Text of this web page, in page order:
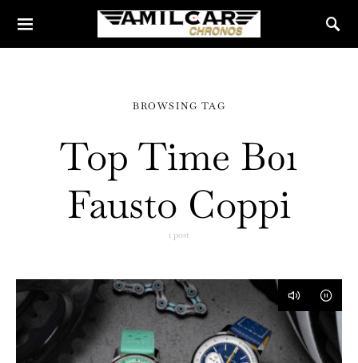
BROWSING TAG
Top Time B01
Fausto Coppi
1 post